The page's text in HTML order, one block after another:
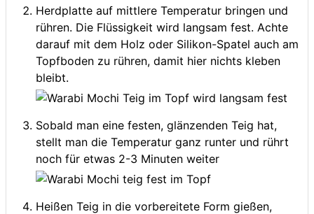
Herdplatte auf mittlere Temperatur bringen und
rühren. Die Flüssigkeit wird langsam fest. Achte
darauf mit dem Holz oder Silikon-Spatel auch am
Topfboden zu rühren, damit hier nichts kleben
bleibt.
Sobald man eine festen, glänzenden Teig hat,
stellt man die Temperatur ganz runter und rührt
noch für etwas 2-3 Minuten weiter
Heißen Teig in die vorbereitete Form gießen,